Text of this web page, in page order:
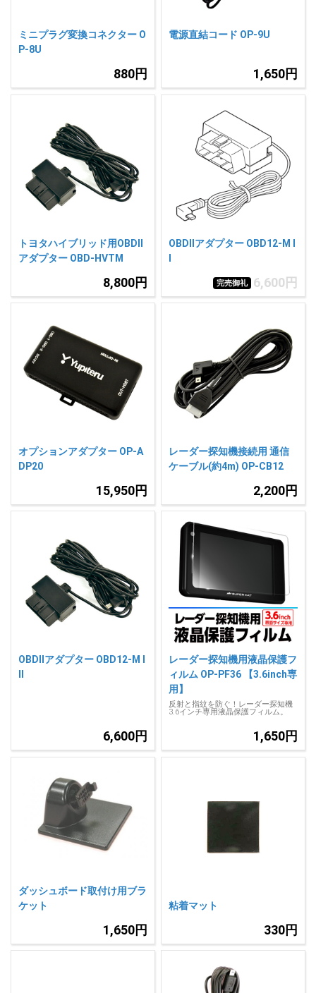
ミニプラグ変換コネクター O
P-8U
880円
電源直結コード OP-9U
1,650円
トヨタハイブリッド用OBDII
アダプター OBD-HVTM
8,800円
OBDIIアダプター OBD12-M I
完売御礼 6,600円
オプションアダプター OP-A
DP20
15,950円
レーダー探知機接続用 通信
ケーブル(約4m) OP-CB12
2,200円
OBDIIアダプター OBD12-M I
6,600円
レーダー探知機用液晶保護フ
ィルム OP-PF36 【3.6inch専
用】
反射と指紋を防ぐ！レーダー探知機
3.6インチ専用液晶保護フィルム。
1,650円
ダッシュボード取付け用ブラ
ケット
1,650円
粘着マット
330円